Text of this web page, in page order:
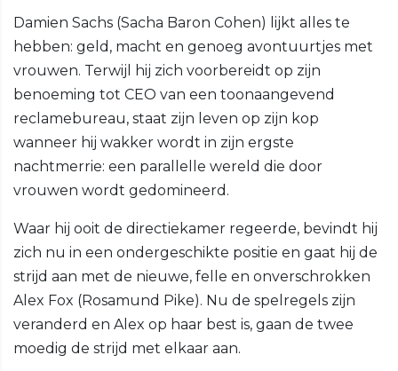
Damien Sachs (Sacha Baron Cohen) lijkt alles te
hebben: geld, macht en genoeg avontuurtjes met
vrouwen. Terwijl hij zich voorbereidt op zijn
benoeming tot CEO van een toonaangevend
reclamebureau, staat zijn leven op zijn kop
wanneer hij wakker wordt in zijn ergste
nachtmerrie: een parallelle wereld die door
vrouwen wordt gedomineerd.
Waar hij ooit de directiekamer regeerde, bevindt hij
zich nu in een ondergeschikte positie en gaat hij de
strijd aan met de nieuwe, felle en onverschrokken
Alex Fox (Rosamund Pike). Nu de spelregels zijn
veranderd en Alex op haar best is, gaan de twee
moedig de strijd met elkaar aan.